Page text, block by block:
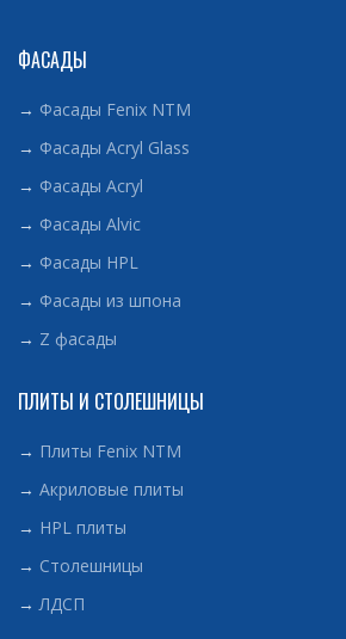
ФАСАДЫ
→ Фасады Fenix NTM
→ Фасады Acryl Glass
→ Фасады Acryl
→ Фасады Alvic
→ Фасады HPL
→ Фасады из шпона
→ Z фасады
ПЛИТЫ И СТОЛЕШНИЦЫ
→ Плиты Fenix NTM
→ Акриловые плиты
→ HPL плиты
→ Столешницы
→ЛДСП